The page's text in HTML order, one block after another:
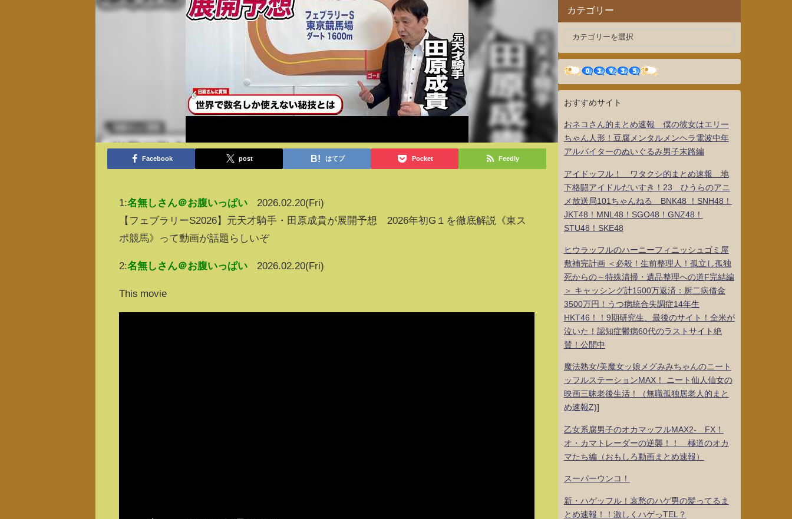
Facebook post はてブ Pocket Feedly
1:名無しさん＠お腹いっぱい
2026.02.20(Fri)
【フェブラリーS2026】元天才騎手・田原成貴が展開予想 2026年初G１を徹底解説《東ス
ポ競馬》って動画が話題らしいぞ
2:名無しさん＠お腹いっぱい 2026.02.20(Fri)
This movie
カテゴリー
おすすめサイト
おネコさん的まとめ速報 僕の彼女はエリー
ちゃん人形！豆腐メンタルメンヘラ電波中年
アルバイターのぬいぐるみ男子末路編
アイドッフル！ ワタクシ的まとめ速報 地
下格闘アイドルだいすき！23 ひうらのアニ
メ放送局101ちゃんねる BNK48 ！SNH48！
JKT48！MNL48！SGO48！GNZ48！
STU48！SKE48
ヒウラッフルのハーニーフィニッシュゴミ屋
敷補完計画 ＜必殺！生前整理人！孤立し孤独
死からの～特殊清掃・遺品整理への道F完結編
＞ キャッシング計1500万返済：厨二病借金
3500万円！うつ病統合失調症14年生
HKT46！！9期研究生、最後のサイト！全米が
泣いた！認知症鬱病60代のラストサイト絶
賛！公開中
魔法熟女/美魔女ッ娘メグみみちゃんのニート
ッフルステーションMAX！ ニート仙人仙女の
映画三昧老後生活！（無職孤独居老人的まと
め速報Z)]
乙女系腐男子のオカマッフルMAX2- FX！
オ・カマトレーダーの逆襲！！ 極道のオカ
マたち編（おもしろ動画まとめ速報）
スーパーウンコ！
新・ハゲッフル！哀愁のハゲ男の髪ってるま
とめ速報！！激しくハゲっTEL？